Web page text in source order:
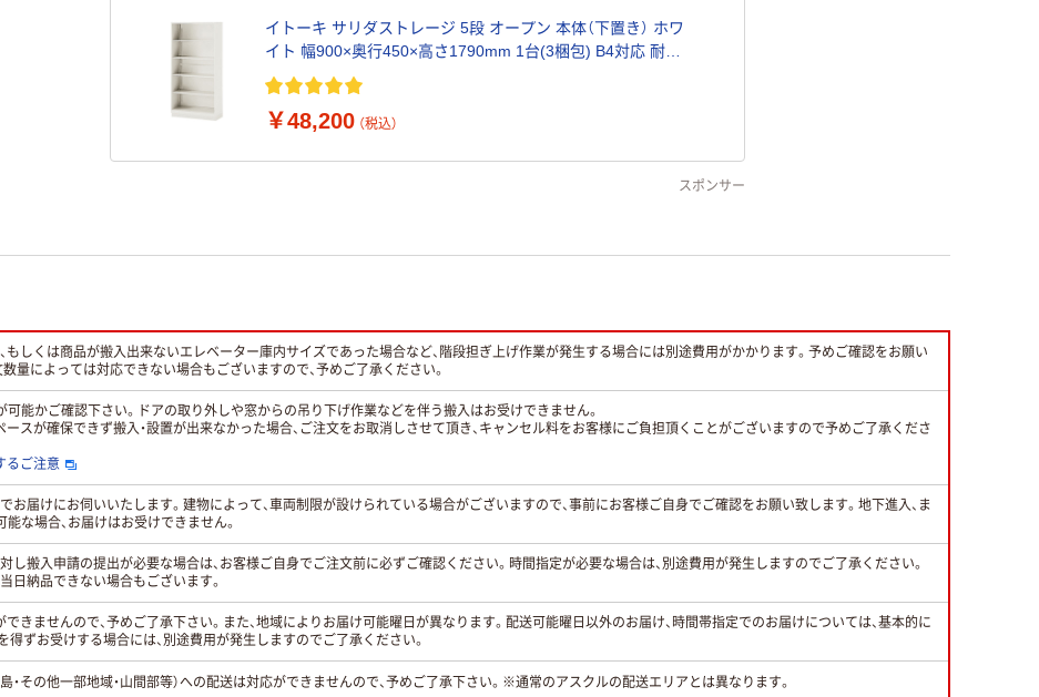
イトーキ サリダストレージ 5段 オープン 本体（下置き） ホワ
イト 幅900×奥行450×高さ1790mm 1台(3梱包) B4対応 耐荷
重48Kg
￥48,200 （税込）
スポンサー
もしくは商品が搬入出来ないエレベーター庫内サイズであった場合など、階段担ぎ上げ作業が発生する場合には別途費用がかかります。予めご確認をお願い
数量によっては対応できない場合もございますので、予めご了承ください。
可能かご確認下さい。ドアの取り外しや窓からの吊り下げ作業などを伴う搬入はお受けできません。
ースが確保できず搬入・設置が出来なかった場合、ご注文をお取消しさせて頂き、キャンセル料をお客様にご負担頂くことがございますので予めご了承くださ
るご注意
でお届けにお伺いいたします。建物によって、車両制限が設けられている場合がございますので、事前にお客様ご自身でご確認をお願い致します。地下進入、ま
な場合、お届けはお受けできません。
し搬入申請の提出が必要な場合は、お客様ご自身でご注文前に必ずご確認ください。時間指定が必要な場合は、別途費用が発生しますのでご了承ください。
日納品できない場合もございます。
できませんので、予めご了承下さい。また、地域によりお届け可能曜日が異なります。配送可能曜日以外のお届け、時間帯指定でのお届けについては、基本的に
得ずお受けする場合には、別途費用が発生しますのでご了承ください。
島・その他一部地域・山間部等）への配送は対応ができませんので、予めご了承下さい。※通常のアスクルの配送エリアとは異なります。